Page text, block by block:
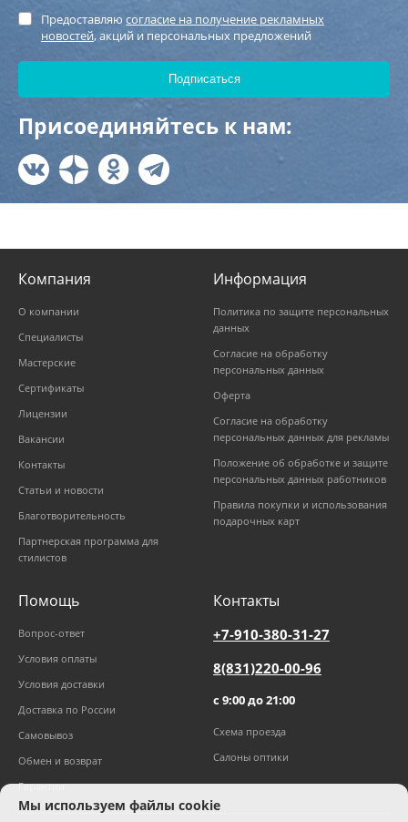
Предоставляю согласие на получение рекламных
новостей, акций и персональных предложений
Присоединяйтесь к нам:
Компания
О компании
Специалисты
Мастерские
Сертификаты
Лицензии
Вакансии
Контакты
Статьи и новости
Благотворительность
Партнерская программа для
стилистов
Информация
Политика по защите персональных
данных
Согласие на обработку
персональных данных
Оферта
Согласие на обработку
персональных данных для рекламы
Положение об обработке и защите
персональных данных работников
Правила покупки и использования
подарочных карт
Помощь
Вопрос-ответ
Условия оплаты
Условия доставки
Доставка по России
Самовывоз
Обмен и возврат
Гарантии
Контакты
+7-910-380-31-27
8(831)220-00-96
с 9:00 до 21:00
Схема проезда
Салоны оптики
Мы используем файлы cookie